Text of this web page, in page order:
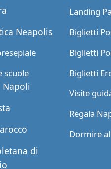
Neapolis
scuole
di
Landing
Biglietti
Biglietti
Biglietti
Visite
Regala
Dormire